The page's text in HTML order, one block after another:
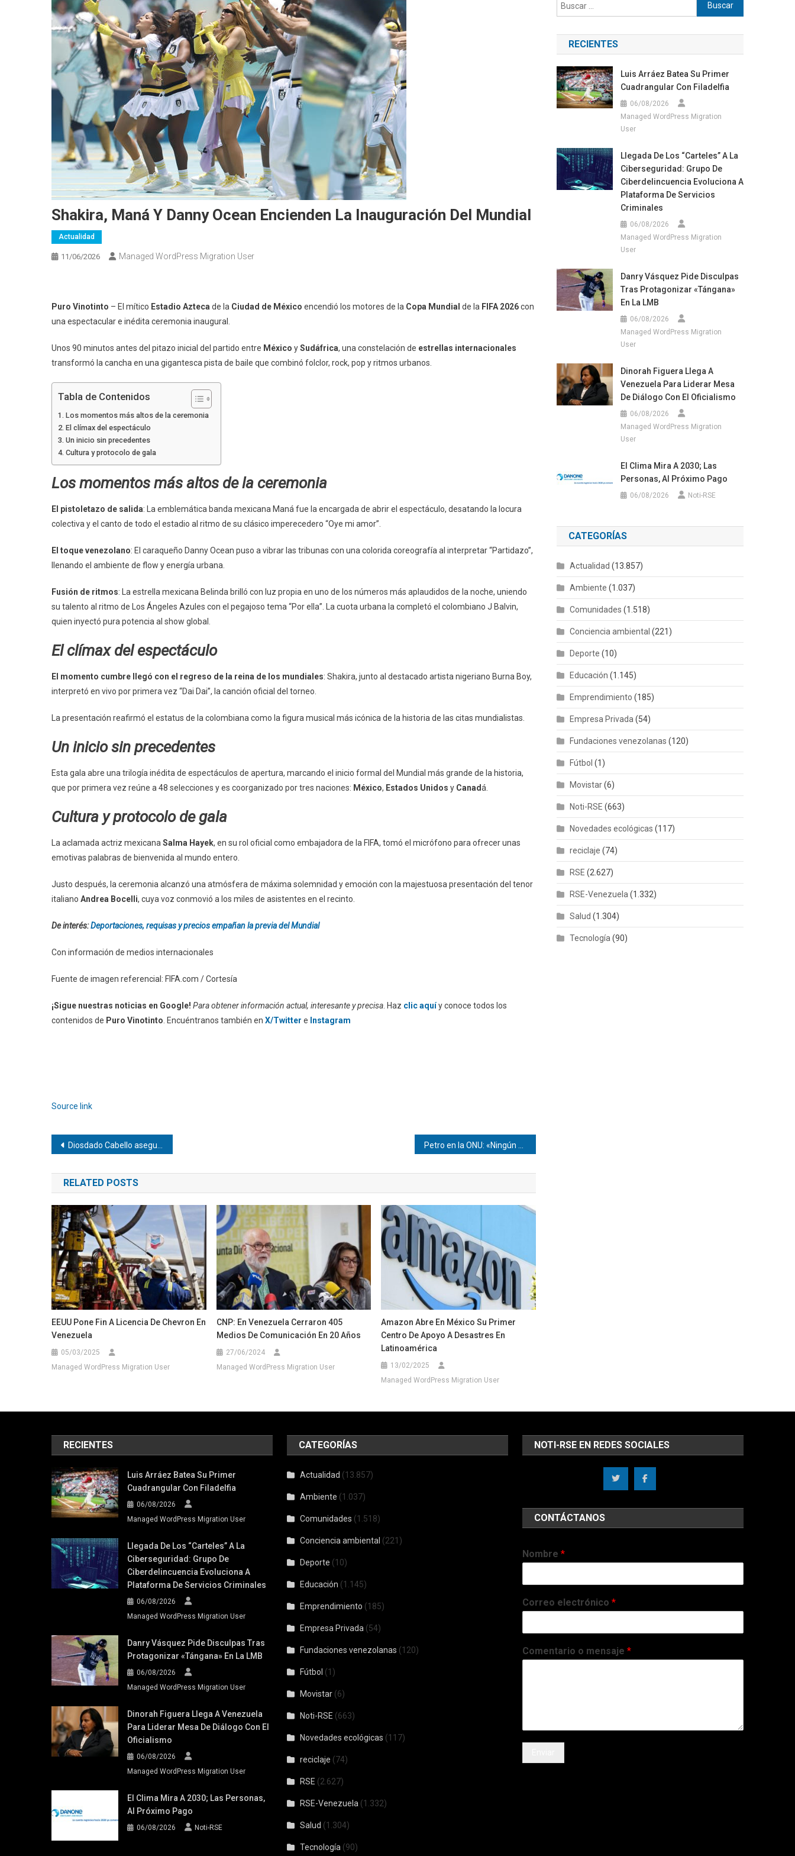
Shakira, Maná Y Danny Ocean Encienden La Inauguración Del Mundial
Actualidad
11/06/2026 Managed WordPress Migration User
Puro Vinotinto – El mítico Estadio Azteca de la Ciudad de México encendió los motores de la Copa Mundial de la FIFA 2026con
una espectacular e inédita ceremonia inaugural.
Unos 90 minutos antes del pitazo inicial del partido entre México ySudáfrica, una constelación de estrellas internacionales
transformó la cancha en una gigantesca pista de baile que combinó folclor, rock, pop y ritmos urbanos.
Tabla de Contenidos
Los momentos más altos de la ceremonia
El clímax del espectáculo
Un inicio sin precedentes
Cultura y protocolo de gala
Los momentos más altos de la ceremonia
El pistoletazo de salida: La emblemática banda mexicana Maná fue la encargada de abrir el espectáculo, desatando la locura
colectiva y el canto de todo el estadio al ritmo de su clásico imperecedero “Oye mi amor”.
El toque venezolano: El caraqueño Danny Ocean puso a vibrar las tribunas con una colorida coreografía al interpretar “Partidazo”,
llenando el ambiente de flow y energía urbana.
Fusión de ritmos: La estrella mexicana Belinda brilló con luz propia en uno de los números más aplaudidos de la noche, uniendo
su talento al ritmo de Los Ángeles Azules con el pegajoso tema “Por ella”. La cuota urbana la completó el colombiano J Balvin,
quien inyectó pura potencia al show global.
El clímax del espectáculo
El momento cumbre llegó con el regreso de la reina de los mundiales: Shakira, junto al destacado artista nigeriano Burna Boy,
interpretó en vivo por primera vez “Dai Dai”, la canción oficial del torneo.
La presentación reafirmó el estatus de la colombiana como la figura musical más icónica de la historia de las citas mundialistas.
Un inicio sin precedentes
Esta gala abre una trilogía inédita de espectáculos de apertura, marcando el inicio formal del Mundial más grande de la historia,
que por primera vez reúne a 48 selecciones y es coorganizado por tres naciones: México, Estados Unidos y Canadá.
Cultura y protocolo de gala
La aclamada actriz mexicana Salma Hayek, en su rol oficial como embajadora de la FIFA, tomó el micrófono para ofrecer unas
emotivas palabras de bienvenida al mundo entero.
Justo después, la ceremonia alcanzó una atmósfera de máxima solemnidad y emoción con la majestuosa presentación del tenor
italiano Andrea Bocelli, cuya voz conmovió a los miles de asistentes en el recinto.
De interés:Deportaciones, requisas y precios empañan la previa del Mundial
Con información de medios internacionales
Fuente de imagen referencial: FIFA.com / Cortesía
¡Sigue nuestras noticias en Google! Para obtener información actual, interesante y precisa . Haz clic aquíy conoce todos los
contenidos de Puro Vinotinto . Encuéntranos también en X/Twitter e Instagram
Source link
Navegación
de
entradas
Diosdado Cabello asegura que más de 28.000 policías fueron procesados en Venezuela
RELATED POSTS
EEUU Pone Fin A Licencia De Chevron En
Venezuela
05/03/2025
Managed WordPress Migration User
CNP: En Venezuela Cerraron 405
Medios De Comunicación En 20 Años
27/06/2024
Managed WordPress Migration User
Amazon Abre En México Su Primer
Centro De Apoyo A Desastres En
Latinoamérica
13/02/2025
Managed WordPress Migration User
RECIENTES
Luis Arráez Batea Su Primer
Cuadrangular Con Filadelfia
06/08/2026
Managed WordPress Migration
User
Llegada De Los “carteles” A La
Ciberseguridad: Grupo De
Ciberdelincuencia Evoluciona A
Plataforma De Servicios
Criminales
06/08/2026
Managed WordPress Migration
User
Danry Vásquez Pide Disculpas
Tras Protagonizar «tángana»
En La LMB
06/08/2026
Managed WordPress Migration
User
Dinorah Figuera Llega A
Venezuela Para Liderar Mesa
De Diálogo Con El Oficialismo
06/08/2026
Managed WordPress Migration
User
El Clima Mira A 2030; Las
Personas, Al Próximo Pago
06/08/2026 Noti-RSE
CATEGORÍAS
Actualidad (13.857)
Ambiente (1.037)
Comunidades (1.518)
Conciencia ambiental (221)
Deporte (10)
Educación (1.145)
Emprendimiento (185)
Empresa Privada (54)
Fundaciones venezolanas (120)
Fútbol (1)
Movistar(6)
Noti-RSE (663)
Novedades ecológicas (117)
reciclaje (74)
RSE (2.627)
RSE-Venezuela (1.332)
Salud (1.304)
Tecnología (90)
RECIENTES
Luis Arráez Batea Su Primer
Cuadrangular Con Filadelfia
06/08/2026
Managed WordPress Migration User
Llegada De Los “carteles” A La
Ciberseguridad: Grupo De
Ciberdelincuencia Evoluciona A
Plataforma De Servicios Criminales
06/08/2026
Managed WordPress Migration User
Danry Vásquez Pide Disculpas Tras
Protagonizar «tángana» En La LMB
06/08/2026
Managed WordPress Migration User
Dinorah Figuera Llega A Venezuela
Para Liderar Mesa De Diálogo Con El
Oficialismo
06/08/2026
Managed WordPress Migration User
El Clima Mira A 2030; Las Personas,
Al Próximo Pago
06/08/2026 Noti-RSE
CATEGORÍAS
Actualidad (13.857)
Ambiente (1.037)
Comunidades (1.518)
Conciencia ambiental (221)
Deporte (10)
Educación (1.145)
Emprendimiento (185)
Empresa Privada (54)
Fundaciones venezolanas (120)
Fútbol (1)
Movistar (6)
Noti-RSE (663)
Novedades ecológicas (117)
reciclaje (74)
RSE (2.627)
RSE-Venezuela (1.332)
Salud (1.304)
Tecnología (90)
NOTI-RSE EN REDES SOCIALES
CONTÁCTANOS
Nombre *
Correo electrónico *
Comentario o mensaje *